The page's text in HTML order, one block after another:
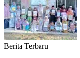
Berita Terbaru